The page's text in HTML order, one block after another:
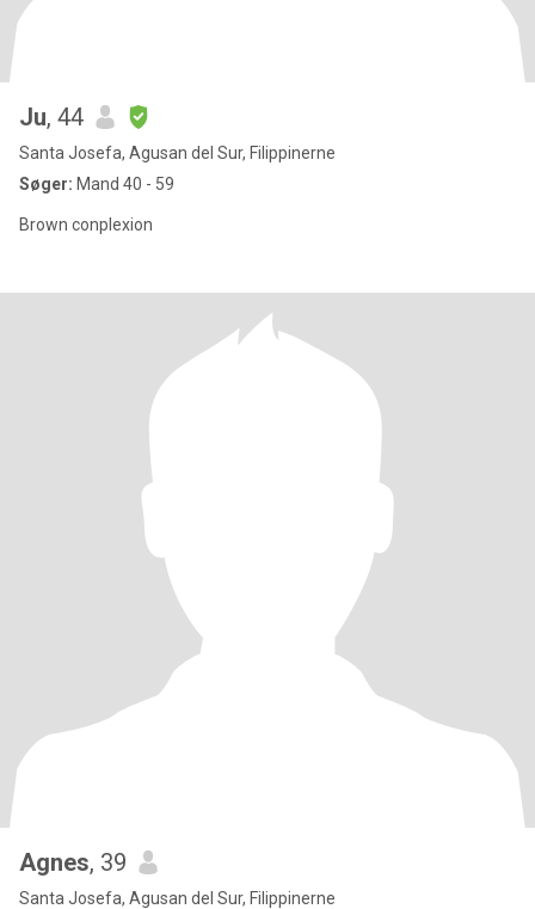
Ju, 44
Santa Josefa, Agusan del Sur, Filippinerne
Søger: Mand 40 - 59
Brown conplexion
Agnes, 39
Santa Josefa, Agusan del Sur, Filippinerne